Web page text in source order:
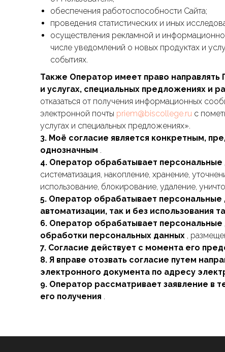
обеспечения работоспособности Сайта;
проведения статистических и иных
осуществления рекламной и
числе уведомлений о новых продуктах и
событиях.
Также Оператор имеет право
и услугах, специальных предложениях и
отказаться от получения информационных
электронной почты priem@biscollege.ru с
услугах и специальных предложениях».
3. Моё согласие является конкретным,
однозначным .
4. Оператор обрабатывает
систематизация, накопление, хранение,
использование, блокирование, удаление,
5. Оператор обрабатывает
автоматизации, так и без использования
6. Оператор обрабатывает персональные
обработки персональных данных ,
7. Согласие действует с момента его
8. Я вправе отозвать согласие путем
электронного документа по адресу
9. Оператор рассматривает заявление в
его получения .